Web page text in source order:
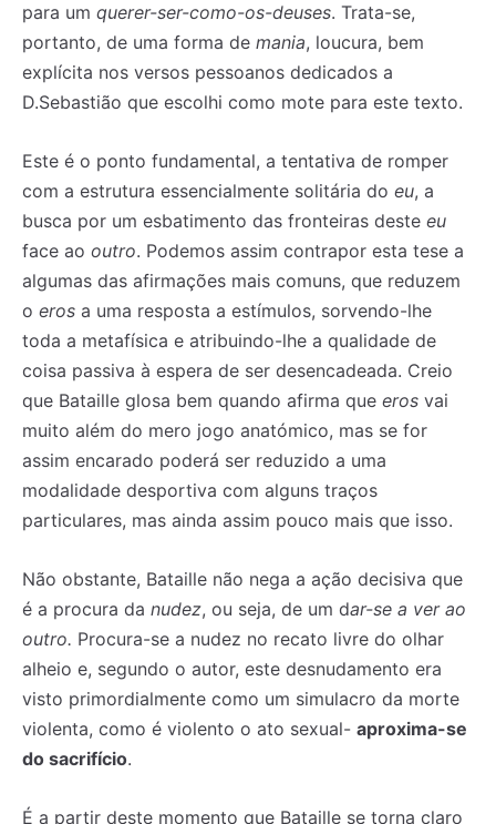
Registe-se na nossa lista de correio e receba mensalmente
no seu email os artigos do mês transacto, ilustrações e
novidades.Insira o seu endereço de email e clique para
Registe-se na nossa lista de correio e receba mensalmente
no seu email os artigos do mês transacto, ilustrações e
novidades.Insira o seu endereço de email e clique para
para um querer-ser-como-os-deuses. Trata-se,
portanto, de uma forma de mania, loucura, bem
explícita nos versos pessoanos dedicados a
D.Sebastião que escolhi como mote para este texto.
Este é o ponto fundamental, a tentativa de romper
com a estrutura essencialmente solitária do eu, a
busca por um esbatimento das fronteiras deste eu
face ao outro. Podemos assim contrapor esta tese a
algumas das afirmações mais comuns, que reduzem
o eros a uma resposta a estímulos, sorvendo-lhe
toda a metafísica e atribuindo-lhe a qualidade de
coisa passiva à espera de ser desencadeada. Creio
que Bataille glosa bem quando afirma que eros vai
muito além do mero jogo anatómico, mas se for
assim encarado poderá ser reduzido a uma
modalidade desportiva com alguns traços
particulares, mas ainda assim pouco mais que isso.
Não obstante, Bataille não nega a ação decisiva que
é a procura da nudez, ou seja, de um dar-se a ver ao
outro. Procura-se a nudez no recato livre do olhar
alheio e, segundo o autor, este desnudamento era
visto primordialmente como um simulacro da morte
violenta, como é violento o ato sexual- aproxima-se
do sacrifício.
É a partir deste momento que Bataille se torna claro